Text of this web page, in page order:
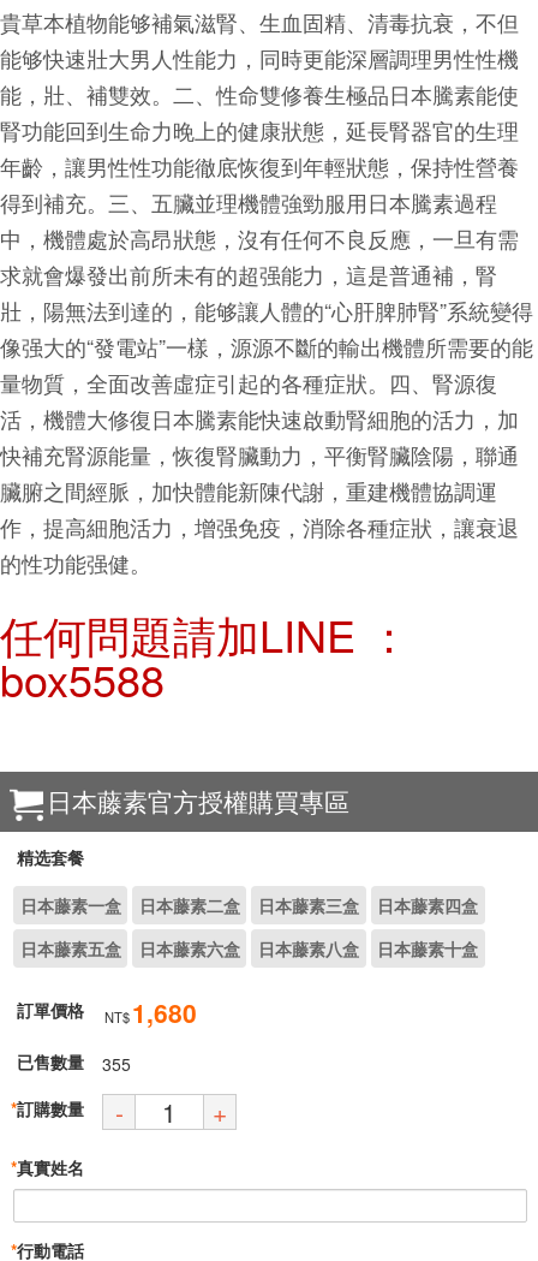
貴草本植物能够補氣滋腎、生血固精、清毒抗衰，不但
能够快速壯大男人性能力，同時更能深層調理男性性機
能，壯、補雙效。二、性命雙修養生極品日本騰素能使
腎功能回到生命力晚上的健康狀態，延長腎器官的生理
年齡，讓男性性功能徹底恢復到年輕狀態，保持性營養
得到補充。三、五臟並理機體強勁服用日本騰素過程
中，機體處於高昂狀態，沒有任何不良反應，一旦有需
求就會爆發出前所未有的超强能力，這是普通補，腎
壯，陽無法到達的，能够讓人體的“心肝脾肺腎”系統變得
像强大的“發電站”一樣，源源不斷的輸出機體所需要的能
量物質，全面改善虛症引起的各種症狀。四、腎源復
活，機體大修復日本騰素能快速啟動腎細胞的活力，加
快補充腎源能量，恢復腎臟動力，平衡腎臟陰陽，聯通
臟腑之間經脈，加快體能新陳代謝，重建機體協調運
作，提高細胞活力，增强免疫，消除各種症狀，讓衰退
的性功能强健。
任何問題請加LINE ：
box5588
日本藤素官方授權購買專區
精选套餐
日本藤素一盒
日本藤素二盒 日本藤素三盒
日本藤素四盒
日本藤素五盒
日本藤素六盒 日本藤素八盒 日本藤素十盒
訂單價格 NT$1,680
已售數量
355
訂購數量
* - +
真實姓名
*
行動電話
*